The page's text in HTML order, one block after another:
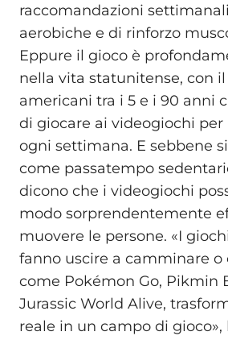
raccomandazioni
aerobiche e di rinforzo
Eppure il gioco è
nella vita statunitense, con il
americani tra i 5 e i 90 anni
di giocare ai videogiochi per
ogni settimana. E sebbene
come passatempo
dicono che i videogiochi
modo sorprendentemente
muovere le persone. «I
fanno uscire a camminare o
come Pokémon Go, Pikmin
Jurassic World Alive,
reale in un campo di